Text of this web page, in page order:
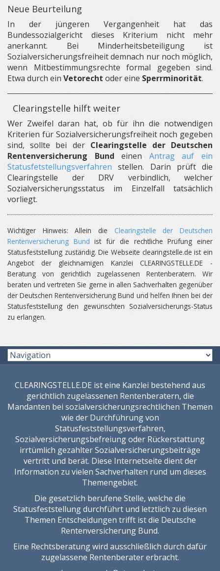
Neue Beurteilung
In der jüngeren Vergangenheit hat das
Bundessozialgericht dieses Kriterium nicht mehr
anerkannt. Bei Minderheitsbeteiligung ist
Sozialversicherungsfreiheit demnach nur noch möglich,
wenn Mitbestimmungsrechte formal gegeben sind.
Etwa durch ein Vetorecht oder eine Sperrminorität.
Clearingstelle hilft weiter
Wer Zweifel daran hat, ob für ihn die notwendigen
Kriterien für Sozialversicherungsfreiheit noch gegeben
sind, sollte bei der Clearingstelle der Deutschen
Rentenversicherung Bund einen Antrag auf ein
Statusfetstellungsverfahren stellen. Darin prüft die
Clearingstelle der DRV verbindlich, welcher
Sozialversicherungsstatus im Einzelfall tatsächlich
vorliegt.
Wichtiger Hinweis: Allein die Clearingstelle der Deutschen
Rentenversicherung Bund ist für die rechtliche Prüfung einer
Statusfeststellung zuständig. Die Webseite clearingstelle.de ist ein
Angebot der gleichnamigen Kanzlei CLEARINGSTELLE.DE -
Beratung von gerichtlich zugelassenen Rentenberatern. Wir
beraten und vertreten Sie gerne in allen Sachverhalten gegenüber
der Deutschen Rentenversicherung Bund und helfen Ihnen bei der
Statusfeststellung den gewünschten Sozialversicherungs-Status
zu erlangen.
CLEARINGSTELLE.DE ist eine Kanzlei bestehend aus
gerichtlich zugelassenen Rentenberatern, die
Mandanten bei sozialversicherungsrechtlichen Themen
wie der Durchführung von
Statusfeststellungsverfahren,
Sozialversicherungsbefreiung oder Rückerstattung
irrtümlich gezahlter Sozialversicherungsbeiträge
vertritt und berät. Diese Internetseite dient der
Information zu vielen Sachverhalten rund um dieses
Themengebiet.
Die gesetzlich berufene Stelle, welche die
Statusfeststellung durchführt und letztlich zu diesen
Themen Entscheidungen trifft ist die Deutsche
Rentenversicherung Bund.
Eine Rechtsberatung wird ausschließlich durch dafür
zugelassene Rentenberater erbracht.